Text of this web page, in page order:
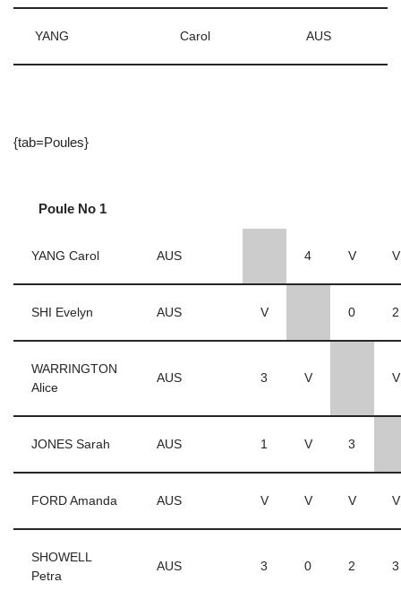
YANG Carol AUS
{tab=Poules}
Poule No 1
YANG Carol AUS 4 V V
SHI Evelyn AUS V 0 2
WARRINGTON
Alice
AUS 3 V V
JONES Sarah AUS 1 V 3
FORD Amanda AUS V V V V
SHOWELL
Petra
AUS 3 0 2 3